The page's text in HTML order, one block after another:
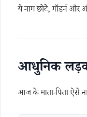
ये नाम छोटे, मॉडर्न और
आधुनिक
आज के माता-पिता ऐसे